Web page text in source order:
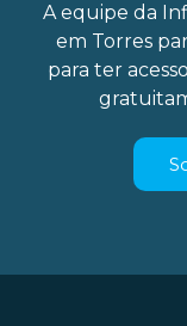
A equipe da
em Torres
para ter